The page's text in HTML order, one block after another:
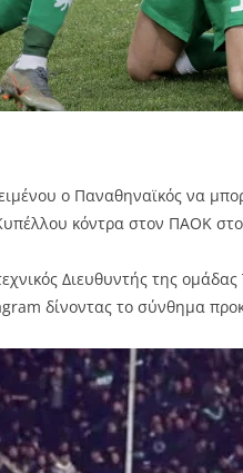
ο Παναθηναϊκός να
κόντρα στον ΠΑΟΚ
Διευθυντής της
δίνοντας το σύνθημα